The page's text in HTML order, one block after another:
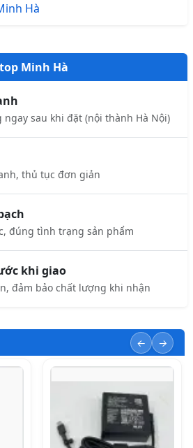
Hà
Minh Hà
ngay sau khi đặt (nội thành Hà Nội)
thủ tục đơn giản
đúng tình trạng sản phẩm
khi giao
đảm bảo chất lượng khi nhận